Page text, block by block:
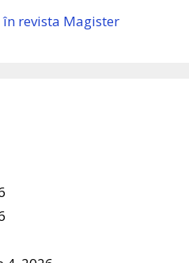
revista Magister